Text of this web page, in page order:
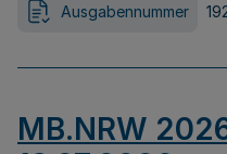
Ausgabennummer
MB.NRW